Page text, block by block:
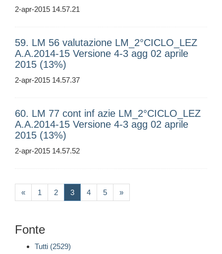
2-apr-2015 14.57.21
59. LM 56 valutazione LM_2°CICLO_LEZ
A.A.2014-15 Versione 4-3 agg 02 aprile
2015 (13%)
2-apr-2015 14.57.37
60. LM 77 cont inf azie LM_2°CICLO_LEZ
A.A.2014-15 Versione 4-3 agg 02 aprile
2015 (13%)
2-apr-2015 14.57.52
« 1 2 3(current)
4 5 »
Fonte
Tutti (2529)